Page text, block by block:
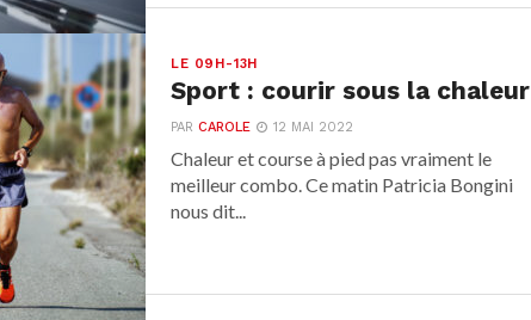
cherche à...
LE 09H-13H
Sport : courir sous la chaleur
PARCAROLE 12 MAI 2022
Chaleur et course à pied pas vraiment le
meilleur combo. Ce matin Patricia Bongini
nous dit...